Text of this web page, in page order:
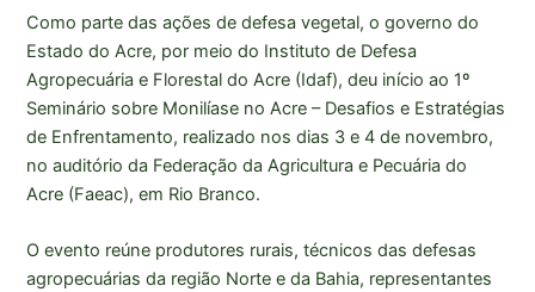
Como parte das ações de defesa vegetal, o governo do
Estado do Acre, por meio do Instituto de Defesa
Agropecuária e Florestal do Acre (Idaf), deu início ao 1º
Seminário sobre Monilíase no Acre – Desafios e Estratégias
de Enfrentamento, realizado nos dias 3 e 4 de novembro,
no auditório da Federação da Agricultura e Pecuária do
Acre (Faeac), em Rio Branco.
O evento reúne produtores rurais, técnicos das defesas
agropecuárias da região Norte e da Bahia, representantes